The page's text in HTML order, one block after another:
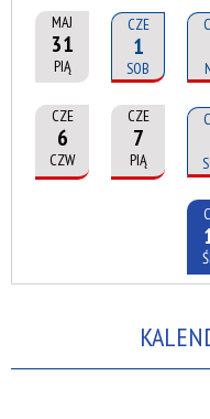
MAJ
31
PIĄ
CZE
1
SOB
CZE
6
CZW
CZE
7
PIĄ